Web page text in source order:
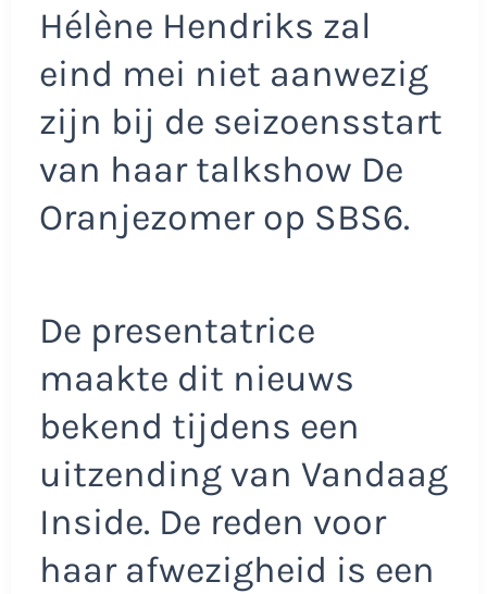
Hélène Hendriks zal
eind mei niet aanwezig
zijn bij de seizoensstart
van haar talkshow De
Oranjezomer op SBS6.
De presentatrice
maakte dit nieuws
bekend tijdens een
uitzending van Vandaag
Inside. De reden voor
haar afwezigheid is een